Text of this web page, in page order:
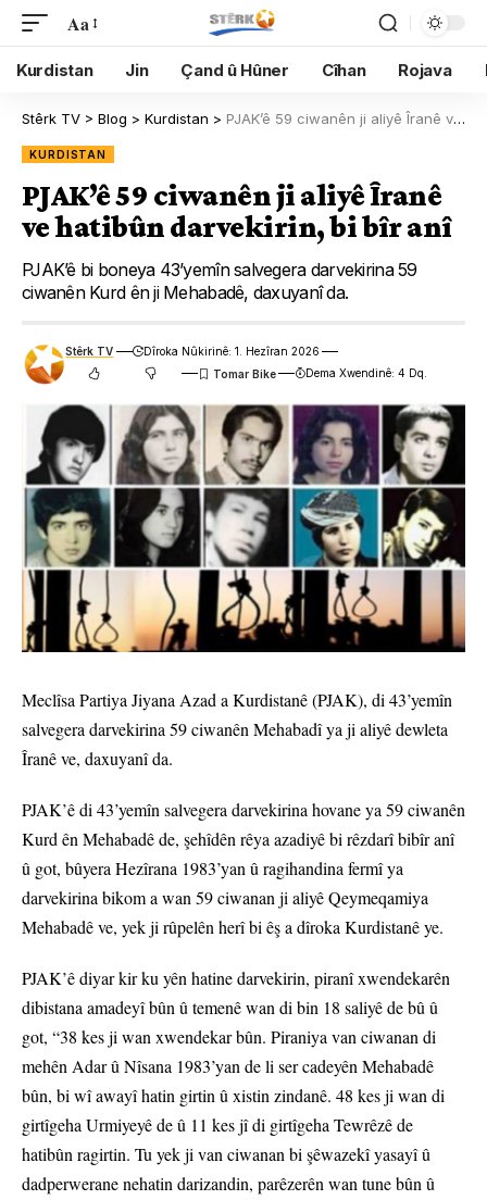
Aa
Kurdistan Jin Çand û Hûner Cîhan Rojava
Stêrk TV > Blog > Kurdistan > PJAK’ê 59 ciwanên ji aliyê Îranê ve hatibûn darvekirin, bi bîr anî
KURDISTAN
PJAK’ê 59 ciwanên ji aliyê Îranê
ve hatibûn darvekirin, bi bîr anî
PJAK’ê bi boneya 43’yemîn salvegera darvekirina 59
ciwanên Kurd ên ji Mehabadê, daxuyanî da.
Stêrk TV
Dîroka Nûkirinê: 1. Hezîran 2026
Dema Xwendinê: 4 Dq.
Meclîsa Partiya Jiyana Azad a Kurdistanê (PJAK), di 43’yemîn
salvegera darvekirina 59 ciwanên Mehabadî ya ji aliyê dewleta
Îranê ve, daxuyanî da.
PJAK’ê di 43’yemîn salvegera darvekirina hovane ya 59 ciwanên
Kurd ên Mehabadê de, şehîdên rêya azadiyê bi rêzdarî bibîr anî
û got, bûyera Hezîrana 1983’yan û ragihandina fermî ya
darvekirina bikom a wan 59 ciwanan ji aliyê Qeymeqamiya
Mehabadê ve, yek ji rûpelên herî bi êş a dîroka Kurdistanê ye.
PJAK’ê diyar kir ku yên hatine darvekirin, piranî xwendekarên
dibistana amadeyî bûn û temenê wan di bin 18 saliyê de bû û
got, “38 kes ji wan xwendekar bûn. Piraniya van ciwanan di
mehên Adar û Nîsana 1983’yan de li ser cadeyên Mehabadê
bûn, bi wî awayî hatin girtin û xistin zindanê. 48 kes ji wan di
girtîgeha Urmiyeyê de û 11 kes jî di girtîgeha Tewrêzê de
hatibûn ragirtin. Tu yek ji van ciwanan bi şêwazekî yasayî û
dadperwerane nehatin darizandin, parêzerên wan tune bûn û